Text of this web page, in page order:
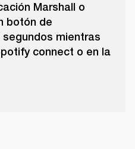
Marshall o
botón de
mientras
connect o en la